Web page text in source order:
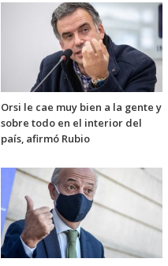
Orsi le cae muy bien a la gente y
sobre todo en el interior del
país, afirmó Rubio